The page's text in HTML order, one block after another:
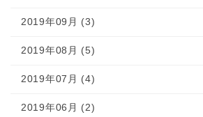
2019年09月 (3)
2019年08月 (5)
2019年07月 (4)
2019年06月 (2)